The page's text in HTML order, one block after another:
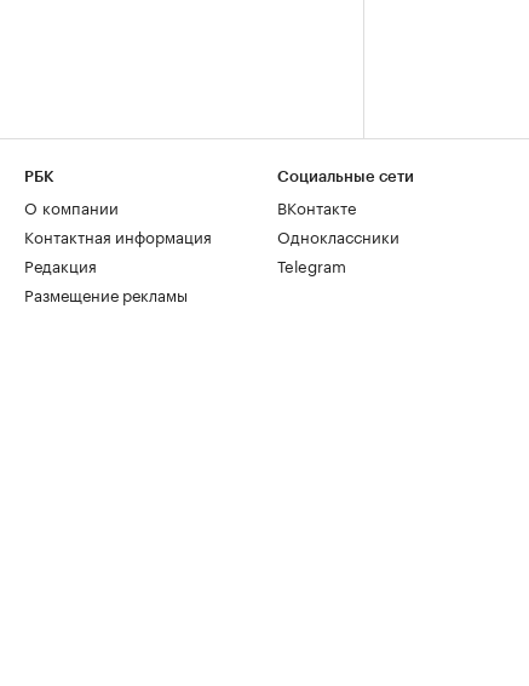
РБК
О компании
Контактная информация
Редакция
Размещение рекламы
Социальные сети
ВКонтакте
Одноклассники
Telegram